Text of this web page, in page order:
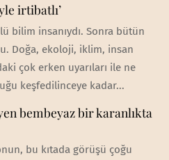
irtibatlı’
bilim insanıydı. Sonra bütün
Doğa, ekoloji, iklim, insan
çok erken uyarıları ile ne
keşfedilinceye kadar...
bembeyaz bir karanlıkta
onun, bu kıtada görüşü çoğu